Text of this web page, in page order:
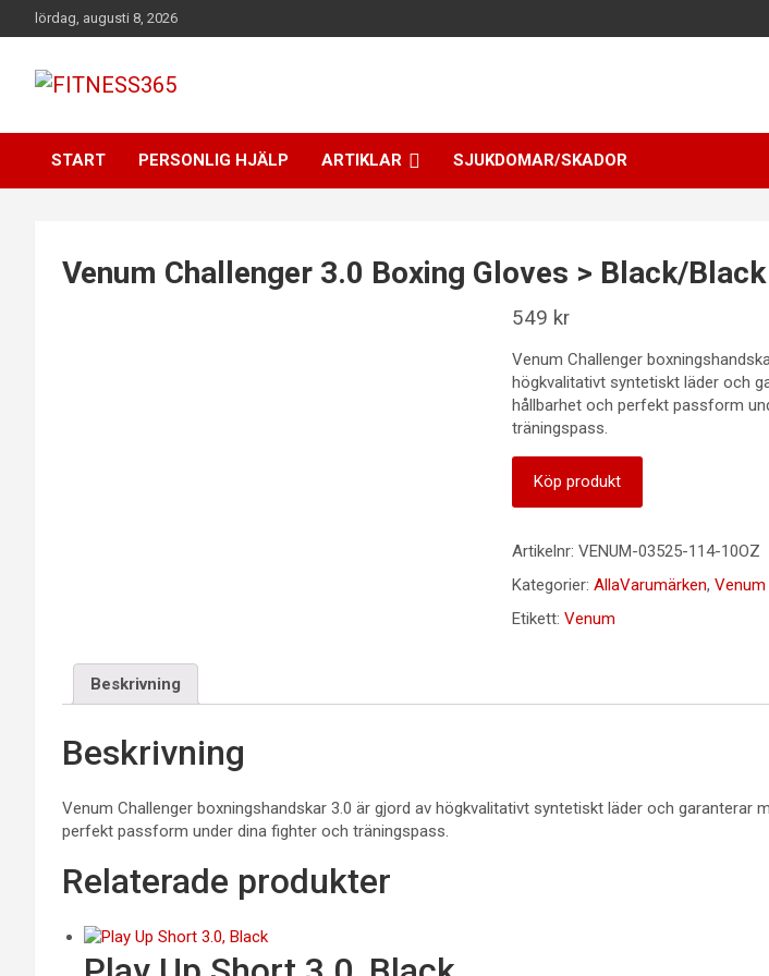
Hoppa
till
lördag, augusti 8, 2026
FITNESS365
START PERSONLIG HJÄLP ARTIKLAR SJUKDOMAR/SKADOR
Venum Challenger 3.0 Boxing Gloves > Black/Black
549 kr
Venum Challenger
högkvalitativt syntetiskt läder och
hållbarhet och perfekt passform
träningspass.
Köp produkt
Artikelnr: VENUM-03525-114-10OZ
Kategorier: AllaVarumärken, Venum
Etikett: Venum
Beskrivning
Beskrivning
Venum Challenger boxningshandskar 3.0 är gjord av högkvalitativt syntetiskt läder och garanterar
perfekt passform under dina fighter och träningspass.
Relaterade produkter